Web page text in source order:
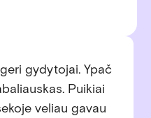
šioje klinikoje ir
nuostabios vaikų
vaiku teko